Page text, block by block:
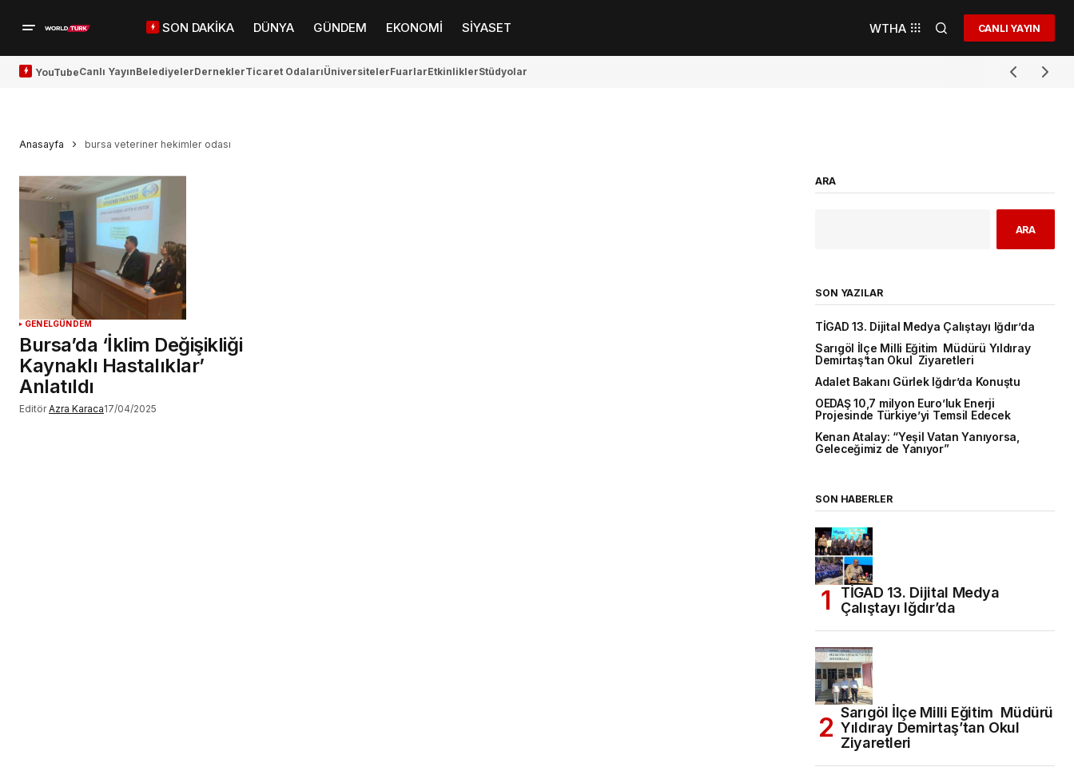
SON DAKİKA DÜNYA GÜNDEM EKONOMİ SİYASET WTHA CANLI YAYIN
YouTubeCanlı YayınBelediyelerDerneklerTicaret OdalarıÜniversitelerFuarlarEtkinliklerStüdyolar
Anasayfa bursa veteriner hekimler odası
GENELGÜNDEM
Bursa’da ‘İklim Değişikliği
Kaynaklı Hastalıklar’
Anlatıldı
Editör Azra Karaca17/04/2025
ARA
ARA
SON YAZILAR
TİGAD 13. Dijital Medya Çalıştayı Iğdır’da
Sarıgöl İlçe Milli Eğitim Müdürü Yıldıray
Demirtaş’tan Okul Ziyaretleri
Adalet Bakanı Gürlek Iğdır’da Konuştu
OEDAŞ 10,7 milyon Euro’luk Enerji
Projesinde Türkiye’yi Temsil Edecek
Kenan Atalay: “Yeşil Vatan Yanıyorsa,
Geleceğimiz de Yanıyor”
SON HABERLER
TİGAD 13. Dijital Medya
Çalıştayı Iğdır’da
Sarıgöl İlçe Milli Eğitim Müdürü
Yıldıray Demirtaş’tan Okul
Ziyaretleri